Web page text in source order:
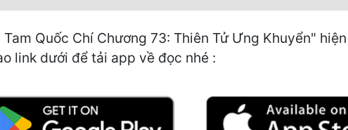
Quốc Chí Chương 73: Thiên Tử Ưng Khuyển"
link dưới để tải app về đọc nhé :